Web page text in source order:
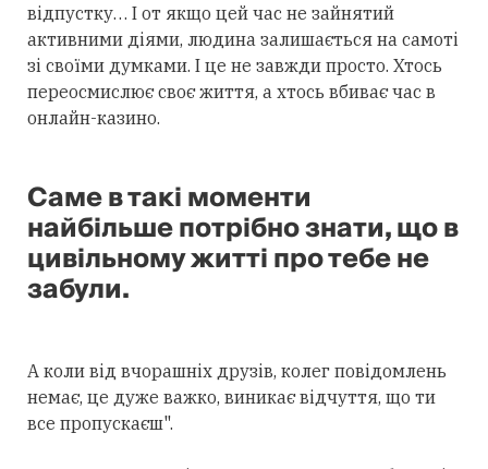
відпустку… І от якщо цей час не зайнятий
активними діями, людина залишається на самоті
зі своїми думками. І це не завжди просто. Хтось
переосмислює своє життя, а хтось вбиває час в
онлайн-казино.
Саме в такі моменти
найбільше потрібно знати, що в
цивільному житті про тебе не
забули.
А коли від вчорашніх друзів, колег повідомлень
немає, це дуже важко, виникає відчуття, що ти
все пропускаєш".